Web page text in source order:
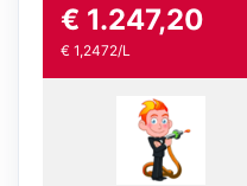
€ 1.247,20
€ 1,2472/L